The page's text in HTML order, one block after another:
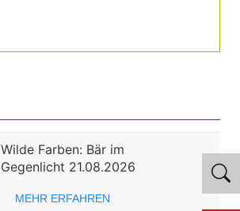
Wilde Farben: Bär im
Gegenlicht 21.08.2026
MEHR ERFAHREN